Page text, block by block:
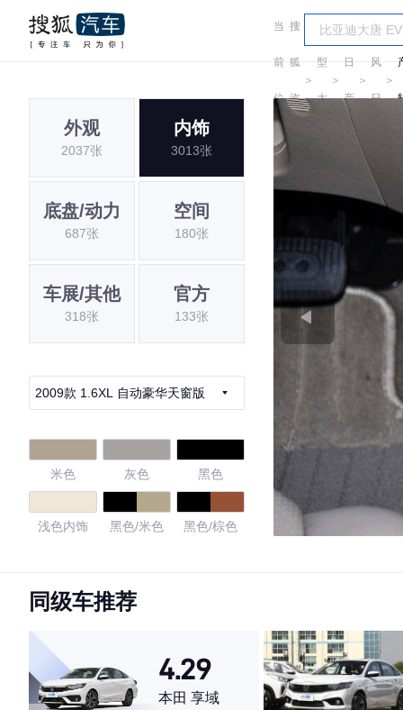
当
前
位
置:
搜
狐
汽
＞
车
型
大
＞
日
产
＞
东
风
日
＞
外观
2037张
内饰
3013张
底盘/动力
687张
空间
180张
车展/其他
318张
官方
133张
2009款 1.6XL 自动豪华天窗版
米色 灰色 黑色
浅色内饰 黑色/米色 黑色/棕色
4.68
同级车推荐
4.29
本田 享域